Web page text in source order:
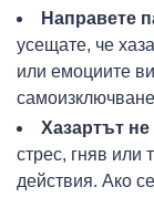
Направете
усещате, че
или емоциите
Хазартът
стрес, гняв или
действия. Ако